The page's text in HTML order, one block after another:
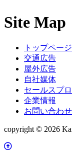
Site Map
トップページ
交通広告
屋外広告
自社媒体
セールスプ
企業情報
お問い合わせ
copyright © 2026